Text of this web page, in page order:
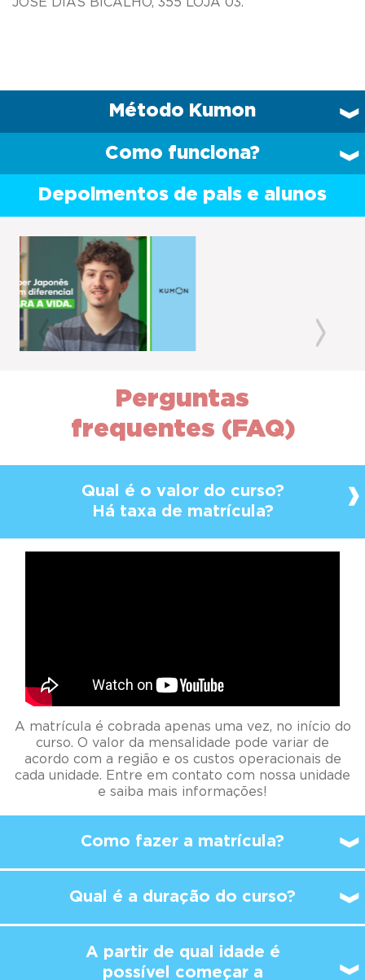
Método Kumon
Como funciona?
Depoimentos de pais e alunos
Previous
Perguntas
frequentes (FAQ)
Qual é o valor do curso?
Há taxa de matrícula?
A matrícula é cobrada apenas uma vez, no início do
curso. O valor da mensalidade pode variar de
acordo com a região e os custos operacionais de
cada unidade. Entre em contato com nossa unidade
e saiba mais informações!
Como fazer a matrícula?
Qual é a duração do curso?
A partir de qual idade é
possível começar a